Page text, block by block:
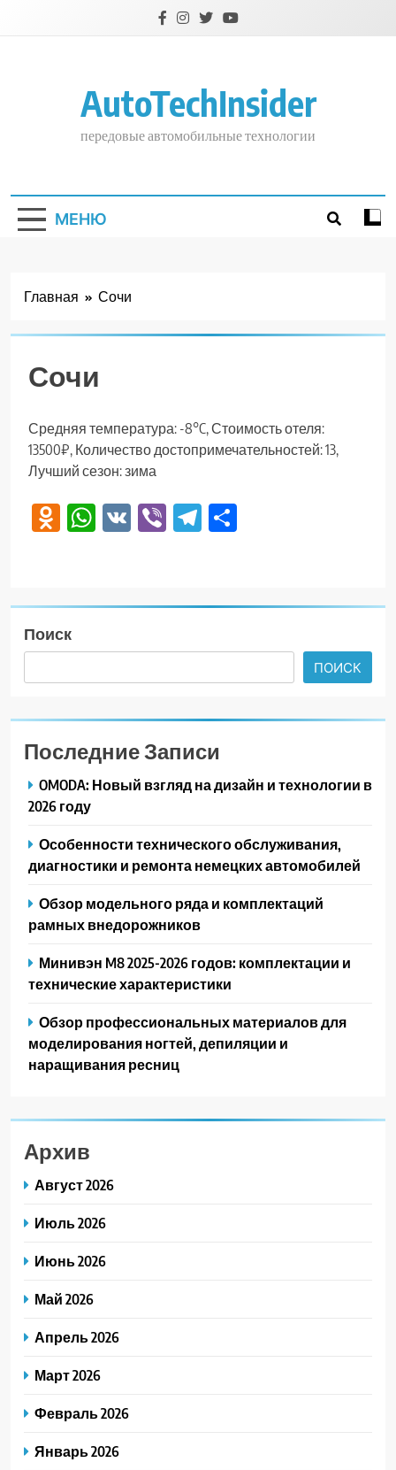
AutoTechInsider
передовые автомобильные технологии
МЕНЮ
Главная Сочи
Сочи
Средняя температура: -8°C, Стоимость отеля:
13500₽, Количество достопримечательностей: 13,
Лучший сезон: зима
Odnoklassniki
WhatsApp
VK ViberTelegram
Поиск
ПОИСК
Последние Записи
OMODA: Новый взгляд на дизайн и технологии в
2026 году
Особенности технического обслуживания,
диагностики и ремонта немецких автомобилей
Обзор модельного ряда и комплектаций
рамных внедорожников
Минивэн M8 2025-2026 годов: комплектации и
технические характеристики
Обзор профессиональных материалов для
моделирования ногтей, депиляции и
наращивания ресниц
Архив
Август 2026
Июль 2026
Июнь 2026
Май 2026
Апрель 2026
Март 2026
Февраль 2026
Январь 2026